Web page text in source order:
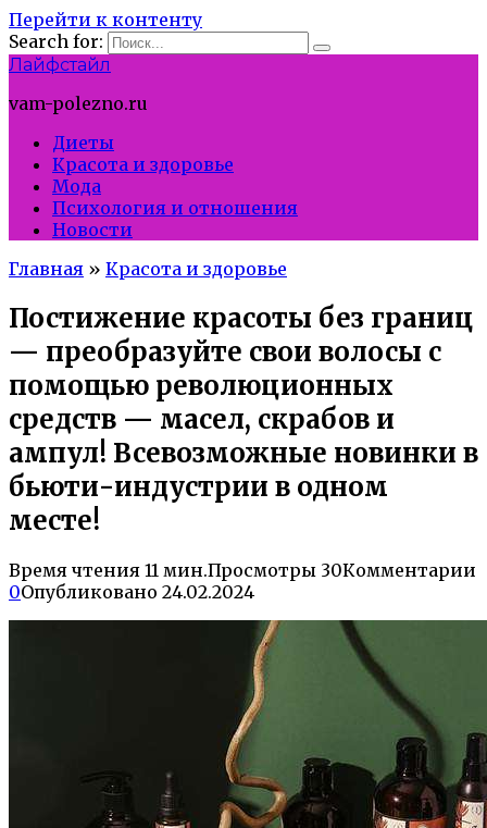
Перейти к контенту
Search for:
Лайфстайл
vam-polezno.ru
Диеты
Красота и здоровье
Мода
Психология и отношения
Новости
Главная » Красота и здоровье
Постижение красоты без границ
— преобразуйте свои волосы с
помощью революционных
средств — масел, скрабов и
ампул! Всевозможные новинки в
бьюти-индустрии в одном
месте!
Время чтения 11 мин.Просмотры 30Комментарии
0Опубликовано 24.02.2024